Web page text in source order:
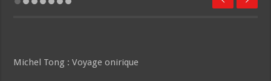
Michel Tong : Voyage onirique